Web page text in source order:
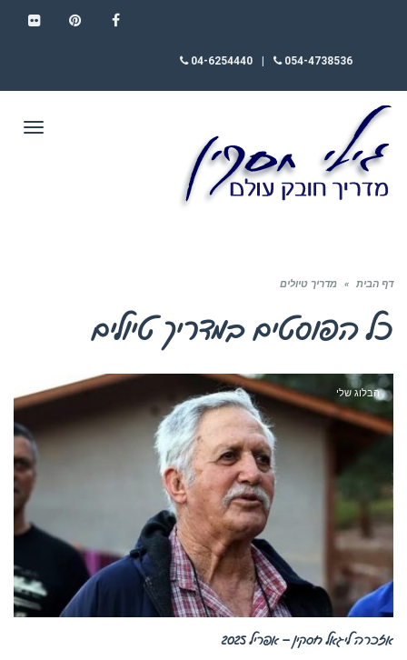
054-4738536
04-6254440
דף הבית » מדריך טיולים
כל הפוסטים במדריך טיולים
הבלוג שלי
אזכרה ליגאל חסקין – אפריל 2025